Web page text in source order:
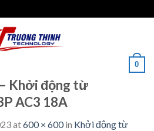
0
Khởi động từ
AC3 18A
at600 × 600in Khởi động từ